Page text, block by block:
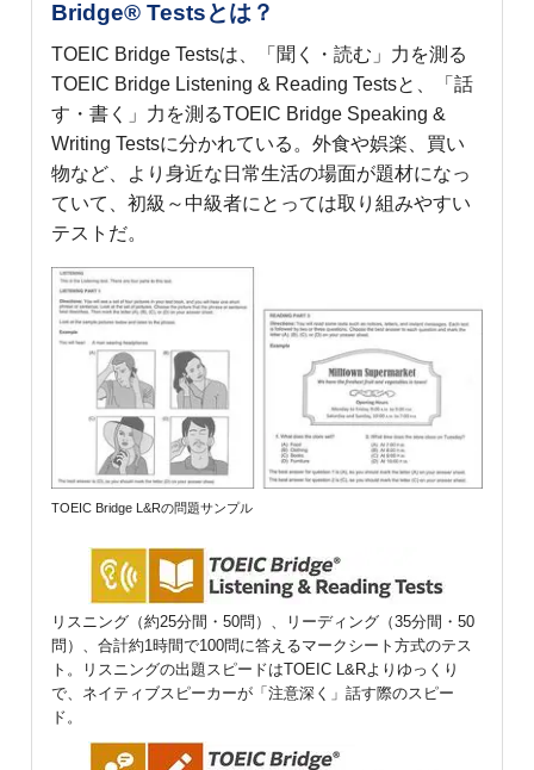
Bridge® Testsとは？
TOEIC Bridge Testsは、「聞く・読む」力を測る
TOEIC Bridge Listening & Reading Testsと、「話
す・書く」力を測るTOEIC Bridge Speaking &
Writing Testsに分かれている。外食や娯楽、買い
物など、より身近な日常生活の場面が題材になっ
ていて、初級～中級者にとっては取り組みやすい
テストだ。
TOEIC Bridge L&Rの問題サンプル
リスニング（約25分間・50問）、リーディング（35分間・50
問）、合計約1時間で100問に答えるマークシート方式のテス
ト。リスニングの出題スピードはTOEIC L&Rよりゆっくり
で、ネイティブスピーカーが「注意深く」話す際のスピー
ド。